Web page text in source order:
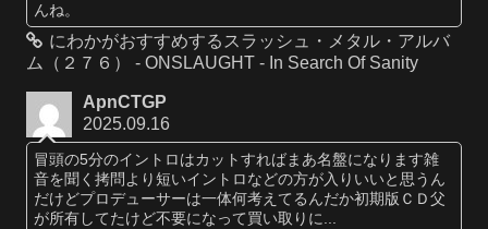
んね。
にわかがおすすめするスラッシュ・メタル・アルバ
ム（２７６） - ONSLAUGHT - In Search Of Sanity
ApnCTGP
2025.09.16
冒頭の5分のイントロはカットすればまあ名盤になります雑
音を聞く拷問より短いイントロなどの方が入りいいと思うん
だけどプロデューサーは一体何考えてるんだか初期版ＣＤ父
が所有してたけど不要になって買い取りに...